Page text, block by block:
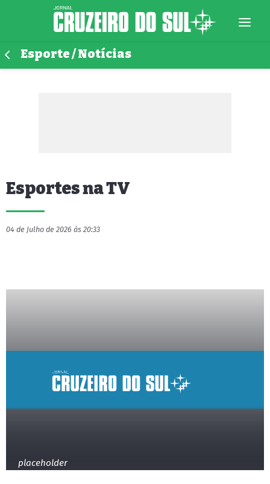
Esporte / Notícias
Esportes na TV
04 de Julho de 2026 às 20:33
placeholder